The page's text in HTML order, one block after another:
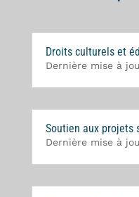
Droits culturels et
Dernière mise à
Soutien aux projets
Dernière mise à